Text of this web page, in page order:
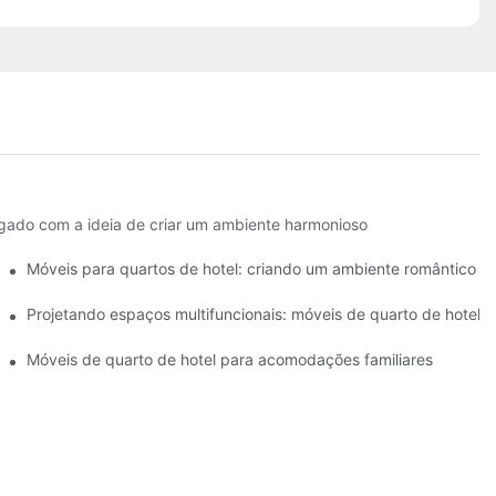
com a ideia de criar um ambiente harmonioso
Móveis para quartos de hotel: criando um ambiente romântico
Projetando espaços multifuncionais: móveis de quarto de hotel
ar livre para dentro
Móveis de quarto de hotel para acomodações familiares